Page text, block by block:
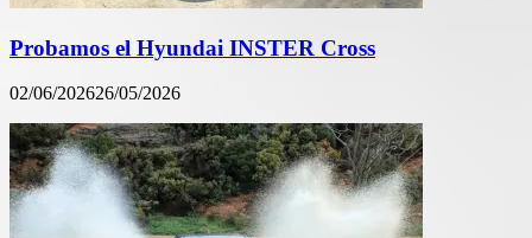
Probamos el Hyundai INSTER Cross
02/06/202626/05/2026